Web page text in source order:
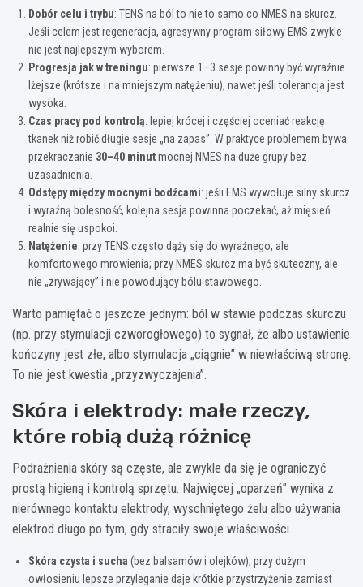
Dobór celu i trybu: TENS na ból to nie to samo co NMES na skurcz.
Jeśli celem jest regeneracja, agresywny program siłowy EMS zwykle
nie jest najlepszym wyborem.
Progresja jak w treningu: pierwsze 1–3 sesje powinny być wyraźnie
lżejsze (krótsze i na mniejszym natężeniu), nawet jeśli tolerancja jest
wysoka.
Czas pracy pod kontrolą: lepiej krócej i częściej oceniać reakcję
tkanek niż robić długie sesje „na zapas”. W praktyce problemem bywa
przekraczanie 30–40 minutmocnej NMES na duże grupy bez
uzasadnienia.
Odstępy między mocnymi bodźcami: jeśli EMS wywołuje silny skurcz
i wyraźną bolesność, kolejna sesja powinna poczekać, aż mięsień
realnie się uspokoi.
Natężenie: przy TENS często dąży się do wyraźnego, ale
komfortowego mrowienia; przy NMES skurcz ma być skuteczny, ale
nie „zrywający” i nie powodujący bólu stawowego.
Warto pamiętać o jeszcze jednym: ból w stawie podczas skurczu
(np. przy stymulacji czworogłowego) to sygnał, że albo ustawienie
kończyny jest złe, albo stymulacja „ciągnie” w niewłaściwą stronę.
To nie jest kwestia „przyzwyczajenia”.
Skóra i elektrody: małe rzeczy,
które robią dużą różnicę
Podrażnienia skóry są częste, ale zwykle da się je ograniczyć
prostą higieną i kontrolą sprzętu. Najwięcej „oparzeń” wynika z
nierównego kontaktu elektrody, wyschniętego żelu albo używania
elektrod długo po tym, gdy straciły swoje właściwości.
Skóra czysta i sucha (bez balsamów i olejków); przy dużym
owłosieniu lepsze przyleganie daje krótkie przystrzyżenie zamiast